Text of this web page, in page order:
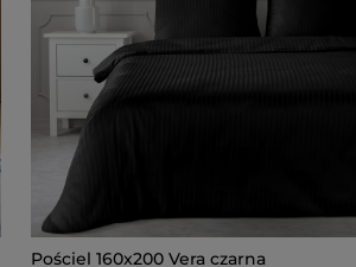
Pościel 160x200 Vera czarna